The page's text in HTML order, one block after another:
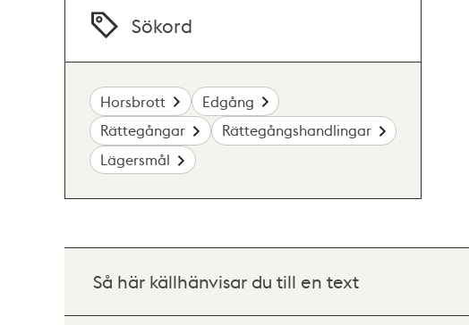
Sökord
Horsbrott
Edgång
Rättegångar
Rättegångshandlingar
Lägersmål
Så här källhänvisar du till en text